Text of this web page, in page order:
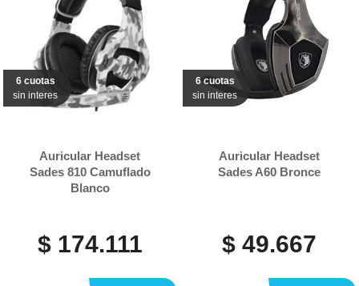
6 cuotas
sin interes
Auricular Headset
Sades 810 Camuflado
Blanco
$ 174.111
6 cuotas
sin interes
Auricular Headset
Sades A60 Bronce
$ 49.667